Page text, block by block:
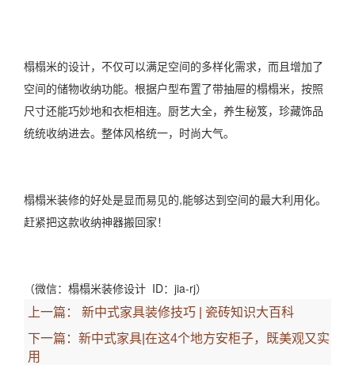
榻榻米的设计，不仅可以满足空间的多样化需求，而且增加了
空间的储物收纳功能。根据户型布置了带抽屉的榻榻米，按照
尺寸还能巧妙地和衣柜相连。厨艺大全，养生秘笈，珍藏饰品
统统收纳进去。整体风格统一，时尚大气。
榻榻米装修的好处是显而易见的,能够达到空间的最大利用化。
赶紧把这款收纳神器搬回家！
（微信：榻榻米装修设计 ID：jia-rj）
上一篇： 新中式家具装修技巧 | 瓷砖知识大百科
下一篇：
新中式家具|在这4个地方安柜子，既美观又实
用